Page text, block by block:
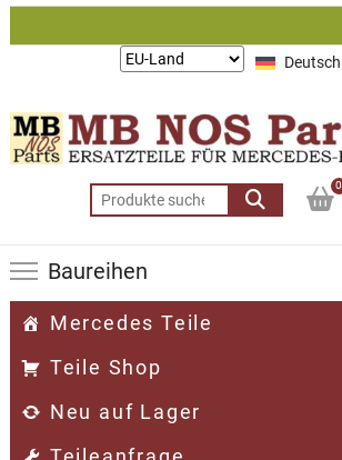
Zum
Deutsch
Lieferung
Suchen
nach:
0
Baureihen
Mercedes Teile
Teile Shop
Neu auf Lager